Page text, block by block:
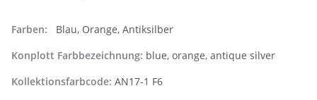
Farben:
Blau, Orange, Antiksilber
Konplott Farbbezeichnung: blue, orange, antique silver
Kollektionsfarbcode: AN17-1 F6